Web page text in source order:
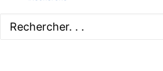
Les Grands Marchés de